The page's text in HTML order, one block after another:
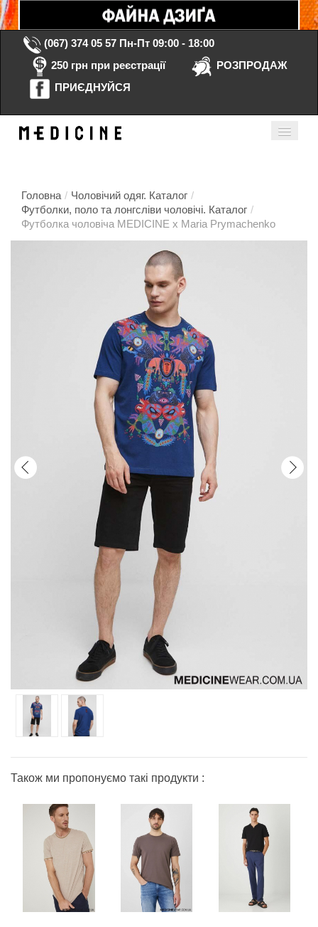
(067) 374 05 57 Пн-Пт 09:00 - 18:00
250 грн при реєстрації
РОЗПРОДАЖ
ПРИЄДНУЙСЯ
Головна / Чоловічий одяг. Каталог /
Футболки, поло та лонгсліви чоловічі. Каталог /
Футболка чоловіча MEDICINE x Maria Prymachenko
Також ми пропонуємо такі продукти :